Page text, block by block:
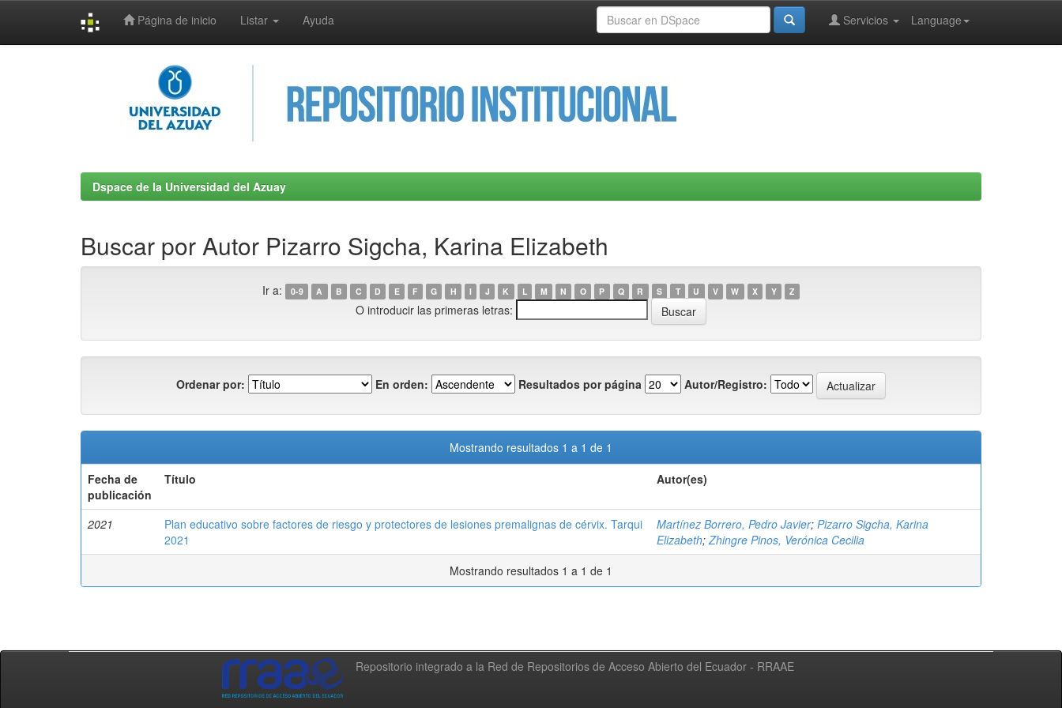
Página de inicio Listar Ayuda Language
Servicios
Dspace de la Universidad del Azuay
Buscar por Autor Pizarro Sigcha, Karina Elizabeth
Ir a: 0-9 A B C D E F G H I J K L M N O P Q R S T U V W X Y Z
O introducir las primeras letras:
Ordenar por: En orden: Resultados por página Autor/Registro:
Mostrando resultados 1 a 1 de 1
Fecha de
publicación
Título Autor(es)
2021
Plan educativo sobre factores de riesgo y protectores de lesiones premalignas de cérvix. Tarqui
2021
Martínez Borrero, Pedro Javier; Pizarro Sigcha, Karina
Elizabeth;Zhingre Pinos, Verónica Cecilia
Mostrando resultados 1 a 1 de 1
Repositorio integrado a la Red de Repositorios de Acceso Abierto del Ecuador - RRAAE